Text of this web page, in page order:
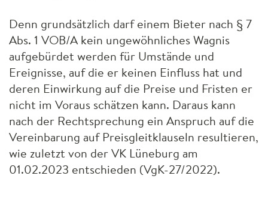
Denn grundsätzlich darf einem Bieter nach § 7
Abs. 1 VOB/A kein ungewöhnliches Wagnis
aufgebürdet werden für Umstände und
Ereignisse, auf die er keinen Einfluss hat und
deren Einwirkung auf die Preise und Fristen er
nicht im Voraus schätzen kann. Daraus kann
nach der Rechtsprechung ein Anspruch auf die
Vereinbarung auf Preisgleitklauseln resultieren,
wie zuletzt von der VK Lüneburg am
01.02.2023 entschieden (VgK-27/2022).